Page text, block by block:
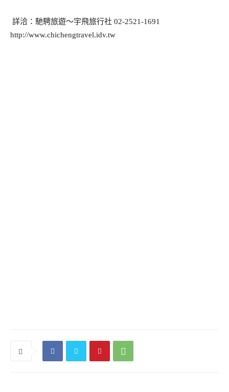
詳洽：馳騁旅遊～宇飛旅行社 02-2521-1691
http://www.chichengtravel.idv.tw